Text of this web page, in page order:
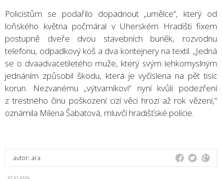
Policistům se podařilo dopadnout „umělce“, který od
loňského května počmáral v Uherském Hradišti fixem
postupně dveře dvou stavebních buněk, rozvodnu
telefonu, odpadkový koš a dva kontejnery na textil. „Jedná
se o dvaadvacetiletého muže, který svým lehkomyslným
jednáním způsobil škodu, která je vyčíslena na pět tisíc
korun. Nezvanému „výtvarníkovi“ nyní kvůli podezření
z trestného činu poškození cizí věci hrozí až rok vězení,“
oznámila Milena Šabatová, mluvčí hradišťské policie.
autor: ara